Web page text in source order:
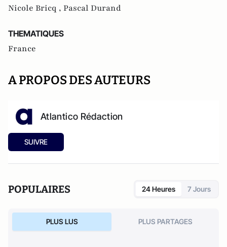
Nicole Bricq , Pascal Durand
THEMATIQUES
France
A PROPOS DES AUTEURS
Atlantico Rédaction
SUIVRE
POPULAIRES 24 Heures 7 Jours
PLUS LUS PLUS PARTAGES